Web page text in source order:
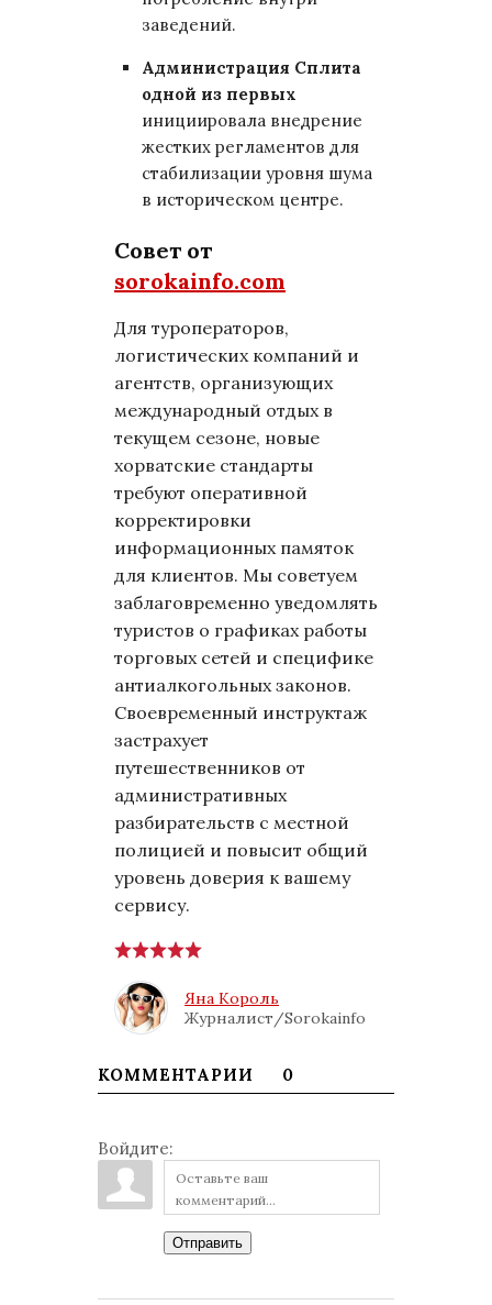
заведений.
Администрация Сплита
одной из первых
инициировала внедрение
жестких регламентов для
стабилизации уровня шума
в историческом центре.
Совет от
sorokainfo.com
Для туроператоров,
логистических компаний и
агентств, организующих
международный отдых в
текущем сезоне, новые
хорватские стандарты
требуют оперативной
корректировки
информационных памяток
для клиентов. Мы советуем
заблаговременно уведомлять
туристов о графиках работы
торговых сетей и специфике
антиалкогольных законов.
Своевременный инструктаж
застрахует
путешественников от
административных
разбирательств с местной
полицией и повысит общий
уровень доверия к вашему
сервису.
Яна Король
Журналист/Sorokainfo
КОММЕНТАРИИ 0
Войдите:
Отправить